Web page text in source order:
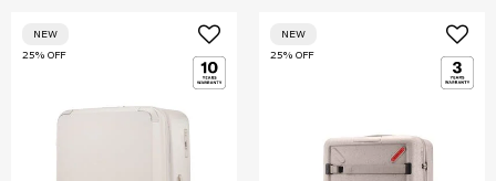
25% OFF
NEW
25% OFF
NEW